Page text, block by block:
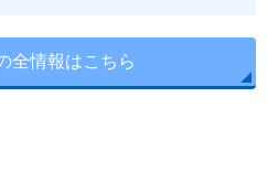
全情報はこちら